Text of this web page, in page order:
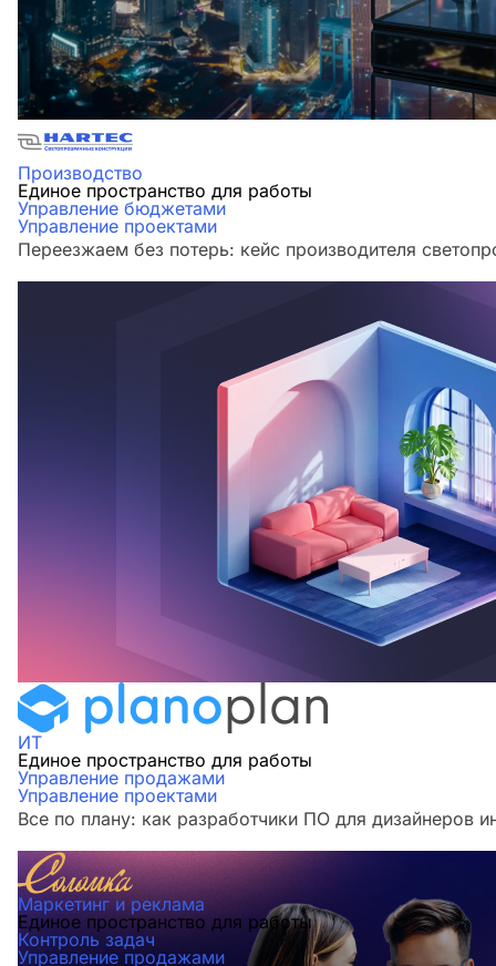
Производство
Единое пространство для работы
Управление бюджетами
Управление проектами
Переезжаем без потерь: кейс производителя
ИТ
Единое пространство для работы
Управление продажами
Управление проектами
Все по плану: как разработчики ПО для дизайнеров
Маркетинг и реклама
Единое пространство для работы
Контроль задач
Управление продажами